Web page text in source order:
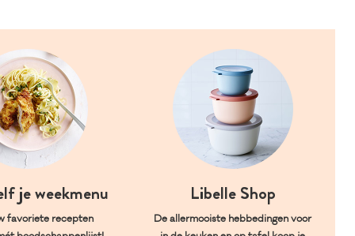
je weekmenu
favoriete recepten
Libelle Shop
De allermooiste hebbedingen voor